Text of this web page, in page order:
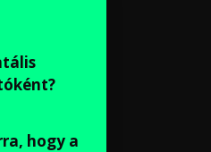
hogy a